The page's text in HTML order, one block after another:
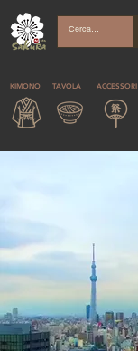
KIMONO TAVOLA ACCESSORI